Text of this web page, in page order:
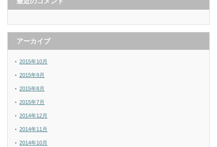
アーカイブ
2015年10月
2015年9月
2015年8月
2015年7月
2014年12月
2014年11月
2014年10月